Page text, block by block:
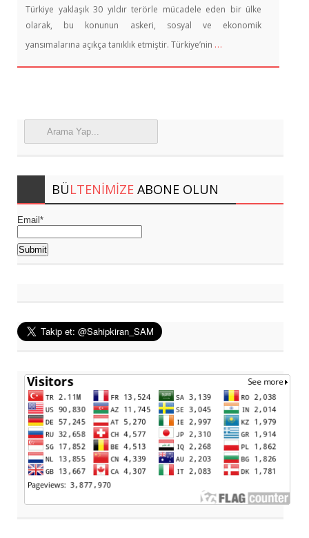
Türkiye yaklaşık 30 yıldır terörle mücadele eden bir ülke
olarak, bu konunun askeri, sosyal ve ekonomik
yansımalarına açıkça tanıklık etmiştir. Türkiye’nin …
BÜLTENIMIZE ABONE OLUN
Email*